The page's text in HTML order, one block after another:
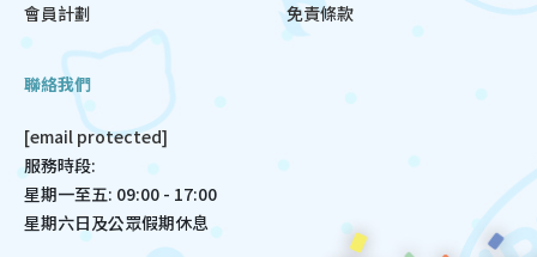
會員計劃
免責條款
聯絡我們
[email protected]
服務時段:
星期一至五: 09:00 - 17:00
星期六日及公眾假期休息